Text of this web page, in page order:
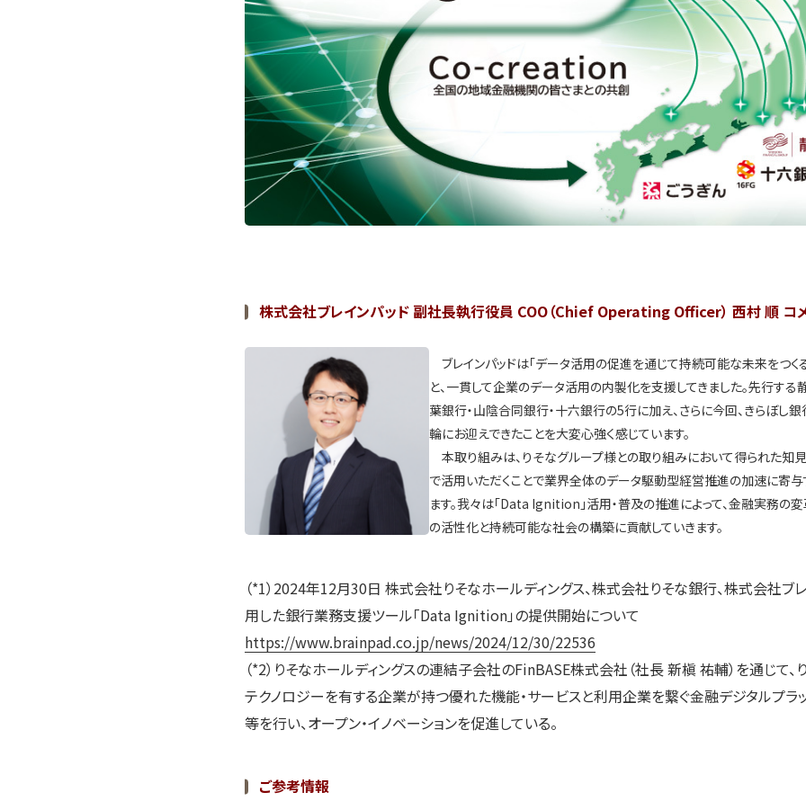
株式会社ブレインパッド 副社長執行役員 COO（Chief Operating Officer） 西村 順 コ
ブレインパッドは「データ活用の促進を通じて持続可能な未来をつく
と、一貫して企業のデータ活用の内製化を支援してきました。先行する
葉銀行・山陰合同銀行・十六銀行の5行に加え、さらに今回、きらぼし
輪にお迎えできたことを大変心強く感じています。
本取り組みは、りそなグループ様との取り組みにおいて得られた知
で活用いただくことで業界全体のデータ駆動型経営推進の加速に寄与
ます。我々は「Data Ignition」活用・普及の推進によって、金融実務の
の活性化と持続可能な社会の構築に貢献していきます。
（*1）2024年12月30日 株式会社りそなホールディングス、株式会社りそな銀行、株式会社
用した銀行業務支援ツール「Data Ignition」の提供開始について
https://www.brainpad.co.jp/news/2024/12/30/22536
（*2）りそなホールディングスの連結子会社のFinBASE株式会社（社長 新槇 祐輔）を通じて
テクノロジーを有する企業が持つ優れた機能・サービスと利用企業を繋ぐ金融デジタルプラ
等を行い、オープン・イノベーションを促進している。
ご参考情報